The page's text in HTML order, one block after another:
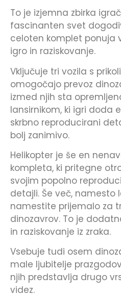
To je izjemna zbirka
fascinanten svet
celoten komplet ponuja
igro in raziskovanje.
Vključuje tri vozila s
omogočajo prevoz
izmed njih sta
lansirnikom, ki igri doda
skrbno reproducirani
bolj zanimivo.
Helikopter je še en
kompleta, ki pritegne
svojim popolno
detajli. Še več, namesto
namestite prijemalo za
dinozavrov. To je
in raziskovanje iz zraka.
Vsebuje tudi osem
male ljubitelje
njih predstavlja drugo
videz.